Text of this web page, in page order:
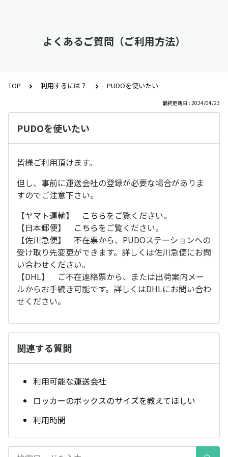
よくあるご質問（ご利用方法）
TOP 利用するには？ PUDOを使いたい
最終更新日 : 2024/04/23
PUDOを使いたい
皆様ご利用頂けます。
但し、事前に運送会社の登録が必要な場合がありま
すのでご注意下さい。
【ヤマト運輸】 こちらをご覧ください。
【日本郵便】 こちらをご覧ください。
【佐川急便】 不在票から、PUDOステーションへの
受け取り先変更ができます。詳しくは佐川急便にお問
い合わせください。
【DHL】 ご不在連絡票から、または出荷案内メー
ルからお手続き可能です。詳しくはDHLにお問い合わ
せください。
関連する質問
利用可能な運送会社
ロッカーのボックスのサイズを教えてほしい
利用時間